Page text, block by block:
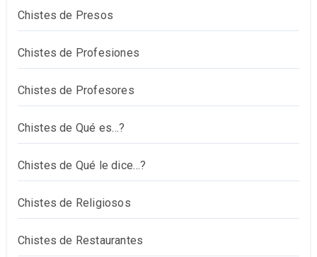
Chistes de Presos
Chistes de Profesiones
Chistes de Profesores
Chistes de Qué es…?
Chistes de Qué le dice…?
Chistes de Religiosos
Chistes de Restaurantes